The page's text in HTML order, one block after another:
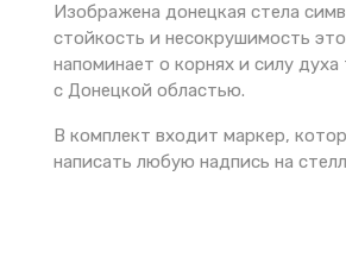
Изображена донецкая стела
стойкость и несокрушимость
напоминает о корнях и силу духа
с Донецкой областью.
В комплект входит маркер,
написать любую надпись на